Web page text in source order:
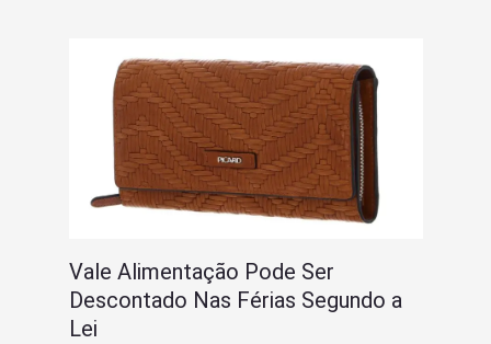
Vale Alimentação Pode Ser
Descontado Nas Férias Segundo a
Lei